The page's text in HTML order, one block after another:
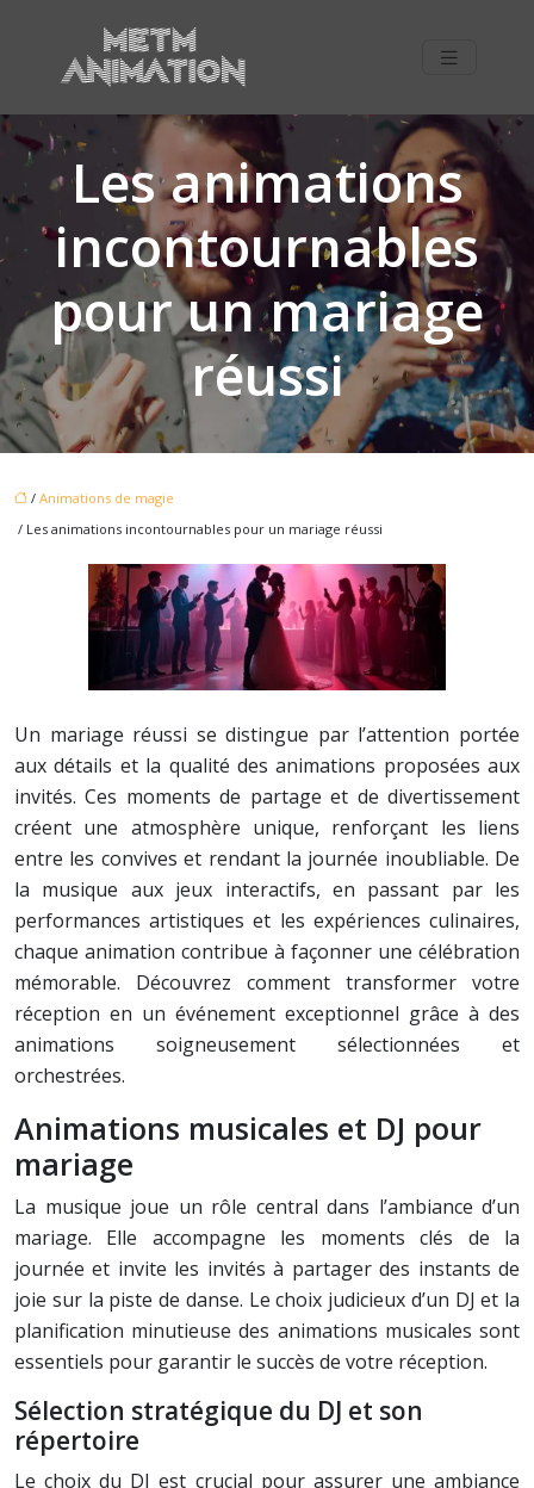
Les animations
incontournables
pour un mariage
réussi
/ Animations de magie
/ Les animations incontournables pour un mariage réussi
Un mariage réussi se distingue par l’attention portée
aux détails et la qualité des animations proposées aux
invités. Ces moments de partage et de divertissement
créent une atmosphère unique, renforçant les liens
entre les convives et rendant la journée inoubliable. De
la musique aux jeux interactifs, en passant par les
performances artistiques et les expériences culinaires,
chaque animation contribue à façonner une célébration
mémorable. Découvrez comment transformer votre
réception en un événement exceptionnel grâce à des
animations soigneusement sélectionnées et
orchestrées.
Animations musicales et DJ pour
mariage
La musique joue un rôle central dans l’ambiance d’un
mariage. Elle accompagne les moments clés de la
journée et invite les invités à partager des instants de
joie sur la piste de danse. Le choix judicieux d’un DJ et la
planification minutieuse des animations musicales sont
essentiels pour garantir le succès de votre réception.
Sélection stratégique du DJ et son
répertoire
Le choix du DJ est crucial pour assurer une ambiance